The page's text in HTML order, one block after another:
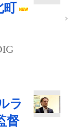
町
ラ
督